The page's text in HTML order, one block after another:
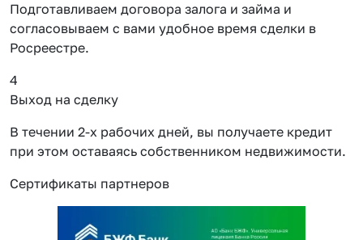
Подготавливаем договора залога и займа и
согласовываем с вами удобное время сделки в
Росреестре.
4
Выход на сделку
В течении 2-х рабочих дней, вы получаете кредит
при этом оставаясь собственником недвижимости.
Сертификаты партнеров